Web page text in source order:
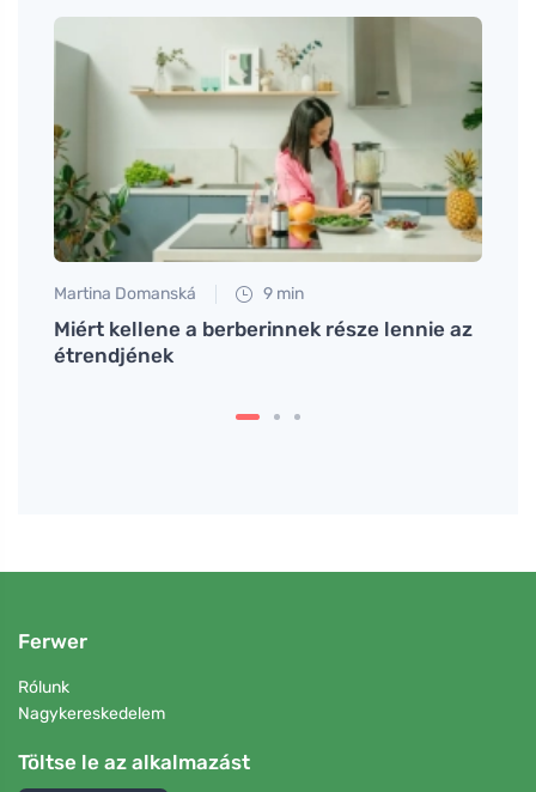
Martina Domanská 9 min
Miért kellene a berberinnek része lennie az
étrendjének
Ferwer
Rólunk
Nagykereskedelem
Töltse le az alkalmazást